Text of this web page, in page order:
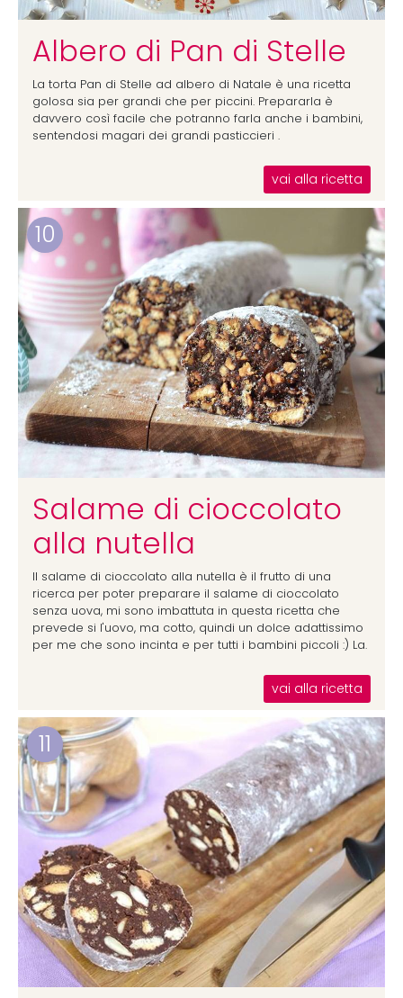
Albero di Pan di Stelle
La torta Pan di Stelle ad albero di Natale è una ricetta
golosa sia per grandi che per piccini. Prepararla è
davvero così facile che potranno farla anche i bambini,
sentendosi magari dei grandi pasticcieri .
vai alla ricetta
10
Salame di cioccolato
alla nutella
Il salame di cioccolato alla nutella è il frutto di una
ricerca per poter preparare il salame di cioccolato
senza uova, mi sono imbattuta in questa ricetta che
prevede si l'uovo, ma cotto, quindi un dolce adattissimo
per me che sono incinta e per tutti i bambini piccoli :) La.
vai alla ricetta
11